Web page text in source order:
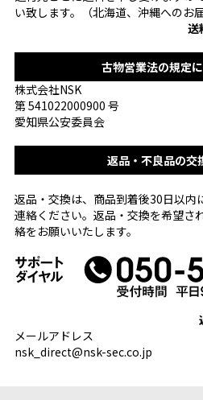
い致します。（北海道、沖縄へのお
送
古物営業法の規定
株式会社NSK
第 541022000900 号
愛知県公安委員会
返品・不良品の交
返品・交換は、商品到着後30日以内
連絡ください。返品・交換を希望さ
絡をお願いいたします。
メールアドレス
nsk_direct@nsk-sec.co.jp